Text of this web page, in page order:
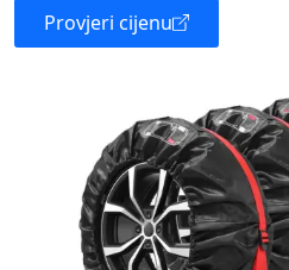
Provjeri cijenu